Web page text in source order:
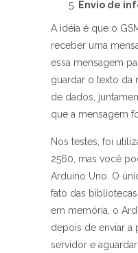
Envio de
A idéia é que o
receber uma
essa mensagem
guardar o texto da
de dados,
que a mensagem
Nos testes, foi
2560, mas você
Arduino Uno. O
fato das
em memória, o
depois de enviar a
servidor e